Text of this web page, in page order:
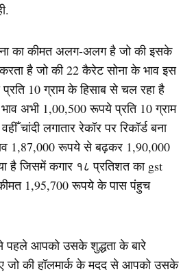
का कीमत अलग-अलग है जो की इसके
करता है जो की 22 कैरेट सोना के भाव इस
10 ग्राम के हिसाब से चल रहा है
अभी 1,00,500 रूपये प्रति 10 ग्राम
चांदी लगातार रेकॉर पर रिकॉर्ड बना
1,87,000 रूपये से बढ़कर 1,90,000
है जिसमें कगार १८ प्रतिशत का gst
1,95,700 रूपये के पास पंहुच
पहले आपको उसके शुद्धता के बारे
जो की हॉलमार्क के मदद से आपको उसके